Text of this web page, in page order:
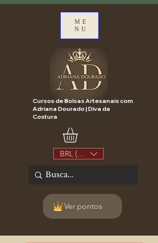
ME
NU
Cursos de Bolsas Artesanais com
Adriana Dourado | Diva da
Costura
BRL (R$)
Ver pontos